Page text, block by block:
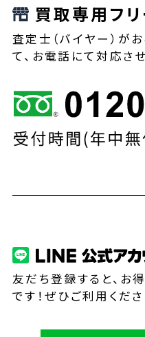
買取専用フ
査定士（バイヤー）が
て、お電話にて対応さ
友だち登録すると、お
です！ぜひご利用くださ